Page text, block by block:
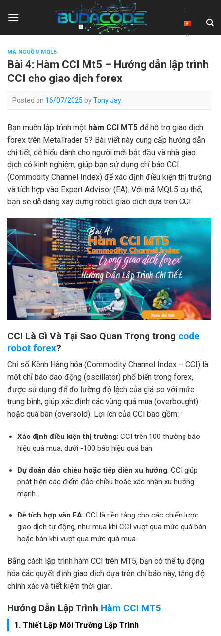
:
MÃ NGUỒN MQL5
Bài 4: Hàm CCI Mt5 – Hướng dẫn lập trình
CCI cho giao dịch forex
Posted on 16/07/2025 byTony Jay
Bạn muốn lập trình một hàm CCI MT5 để hỗ trợ giao dịch
forex trên MetaTrader 5? Bài viết này cung cấp hướng dẫn
chi tiết, dễ hiểu dành cho người mới bắt đầu và nhà giao
dịch có kinh nghiệm, giúp bạn sử dụng chỉ báo CCI
(Commodity Channel Index) để xác định điều kiện thị trường
và tích hợp vào Expert Advisor (EA). Với mã MQL5 cụ thể,
bạn sẽ dễ dàng xây dựng robot giao dịch dựa trên CCI.
CCI Là Gì Và Tại Sao Quan Trọng trong code
robot forex?
Chỉ số Kênh Hàng hóa (Commodity Channel Index – CCI) là
một chỉ báo dao động (oscillator) phổ biến trong forex,
được sử dụng để đo lường độ lệch của giá so với mức
trung bình, giúp xác định các vùng quá mua (overbought)
hoặc quá bán (oversold). Lợi ích của CCI bao gồm:
Xác định điều kiện thị trường: CCI trên 100 thường báo
hiệu quá mua, dưới -100 báo hiệu quá bán.
Dự đoán đảo chiều hoặc tiếp diễn xu hướng: CCI giúp
phát hiện các điểm đảo chiều hoặc xác nhận xu hướng
mạnh.
Dễ tích hợp vào EA: CCI là nền tảng cho các chiến lược
giao dịch tự động, như mua khi CCI vượt qua mức quá bán
hoặc bán khi vượt qua mức quá mua.
Bằng cách lập trình hàm CCI trên MT5, bạn có thể tự động
hóa các quyết định giao dịch dựa trên chỉ báo này, tăng độ
chính xác và tiết kiệm thời gian.
Hướng Dẫn Lập Trình Hàm CCI MT5
1. Thiết Lập Môi Trường Lập Trình